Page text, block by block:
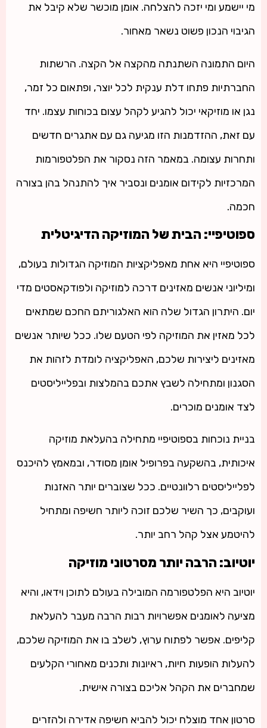
מי יישמע ומי יזכה להצלחה. אומן מוכשר שלא קיבל את
הגיבוי הנכון פשוט נשאר מאחור.
היום התמונה השתנתה מהקצה אל הקצה. הרשתות
החברתיות פתחו דלת ענקית לכל יוצר, ופתאום כל זמר,
נגן או מוזיקאי יכול להגיע לקהל עצום בכוחות עצמו. יחד
עם זאת, ההזדמנות הזו מגיעה גם עם אתגרים חדשים
ותחרות עצומה. במאמר הזה נסקור את הפלטפורמות
המרכזיות לקידום אומנים ונסביר איך להתנהל בהן בצורה
חכמה.
ספוטיפיי: הבית של המוזיקה הדיגיטלית
ספוטיפיי היא אחת מאפליקציות המוזיקה הגדולות בעולם,
ומיליוני אנשים מאזינים דרכה למוזיקה ולפודקאסטים מדי
יום. היתרון הגדול שלה הוא האלגוריתם החכם שמתאים
לכל מאזין את המוזיקה לפי הטעם שלו. ככל שיותר אנשים
מאזינים ליצירות שלכם, האפליקציה לומדת לזהות את
הסגנון ומתחילה לשבץ אתכם בהמלצות ובפלייליסטים
לצד אומנים מוכרים.
בניית נוכחות בספוטיפיי מתחילה בהעלאת מוזיקה
איכותית, בהשקעה בפרופיל אומן מסודר, ובמאמץ להיכנס
לפלייליסטים רלוונטיים. ככל שצוברים יותר האזנות
ועוקבים, כך השיר שלכם זוכה ליותר חשיפה ומתחיל
להיטמע אצל קהל רחב יותר.
יוטיוב: הרבה יותר מסרטוני מוזיקה
יוטיוב היא הפלטפורמה המובילה בעולם לתוכן וידאו, והיא
מציעה לאומנים אפשרויות רבות הרבה מעבר להעלאת
קליפים. אפשר לפתוח ערוץ, לשלב בו את המוזיקה שלכם,
להעלות הופעות חיות, ראיונות ותכנים מאחורי הקלעים
שמחברים את הקהל אליכם בצורה אישית.
סרטון אחד מוצלח יכול להביא חשיפה אדירה ולהזרים